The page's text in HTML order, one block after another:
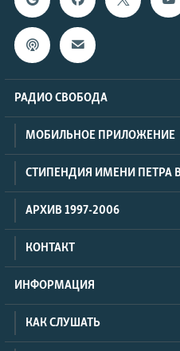
РАДИО СВОБОДА
МОБИЛЬНОЕ ПРИЛОЖЕНИЕ
СТИПЕНДИЯ ИМЕНИ ПЕТРА
АРХИВ 1997-2006
КОНТАКТ
ИНФОРМАЦИЯ
КАК СЛУШАТЬ